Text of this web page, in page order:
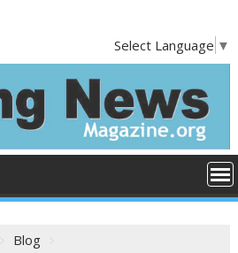
Select Language ▼
Blog